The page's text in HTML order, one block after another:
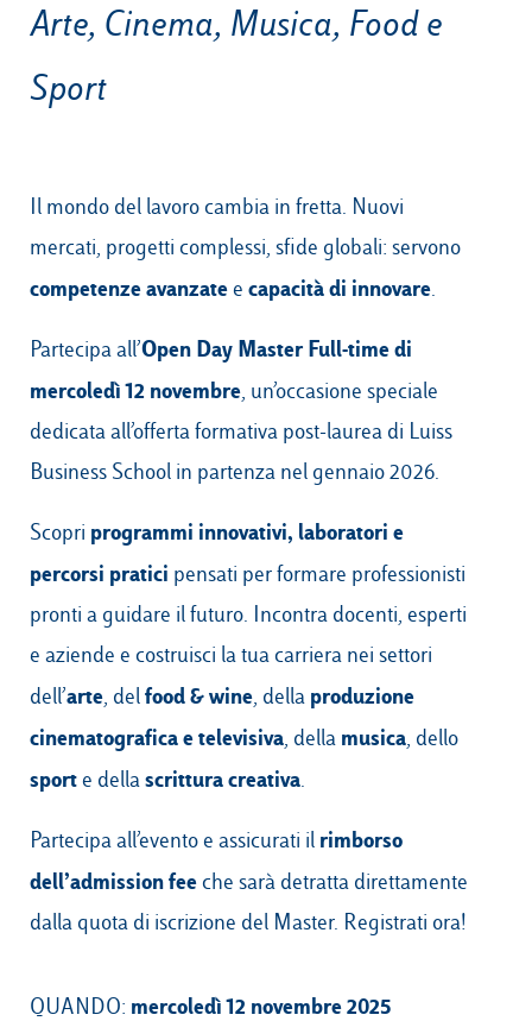
Milano
Amsterdam
Arte, Cinema, Musica, Food e
Sport
Il mondo del lavoro cambia in fretta. Nuovi
mercati, progetti complessi, sfide globali: servono
competenze avanzatee capacità di innovare.
Partecipa all’Open Day Master Full-time di
mercoledì 12 novembre, un’occasione speciale
dedicata all’offerta formativa post-laurea di Luiss
Business School in partenza nel gennaio 2026.
Scopri programmi innovativi, laboratori e
percorsi pratici pensati per formare professionisti
pronti a guidare il futuro. Incontra docenti, esperti
e aziende e costruisci la tua carriera nei settori
dell’arte, delfood & wine, della produzione
cinematografica e televisiva, della musica, dello
sporte dellascrittura creativa.
Partecipa all’evento e assicurati il rimborso
dell’admission feeche sarà detratta direttamente
dalla quota di iscrizione del Master. Registrati ora!
QUANDO: mercoledì 12 novembre 2025